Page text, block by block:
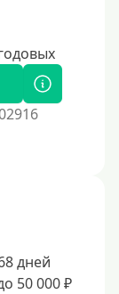
дней
50 000 ₽